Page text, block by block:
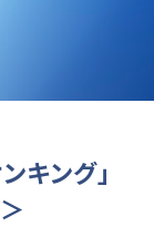
キング」